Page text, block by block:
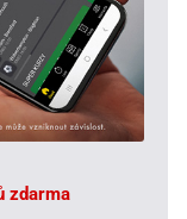
zdarma